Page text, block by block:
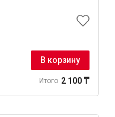
В корзину
Итого 2 100 ₸